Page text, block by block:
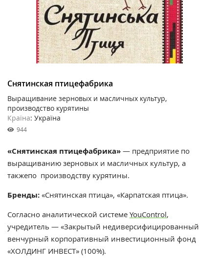
Снятинская птицефабрика
Выращивание зерновых и масличных культур,
производство курятины
Країна: Україна
944
«Снятинская птицефабрика» — предприятие по
выращиванию зерновых и масличных культур, а
такжепо производству курятины.
Бренды: «Снятинская птица», «Карпатская птица».
Согласно аналитической системе YouControl,
учредитель — «Закрытый недиверсифицированный
венчурный корпоративный инвестиционный фонд
«ХОЛДИНГ ИНВЕСТ» (100%).